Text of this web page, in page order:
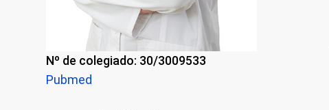
Nº de colegiado: 30/3009533
Pubmed